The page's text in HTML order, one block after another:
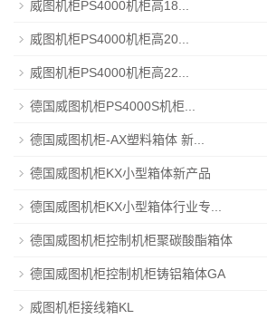
威图机柜PS4000机柜高18...
威图机柜PS4000机柜高20...
威图机柜PS4000机柜高22...
德国威图机柜PS4000S机柜...
德国威图机柜-AX塑料箱体 新...
德国威图机柜KX小型箱体新产品
德国威图机柜KX小型箱体行业专...
德国威图机柜控制机柜聚碳酸酯箱体
德国威图机柜控制机柜铸铝箱体GA
威图机柜接线箱KL